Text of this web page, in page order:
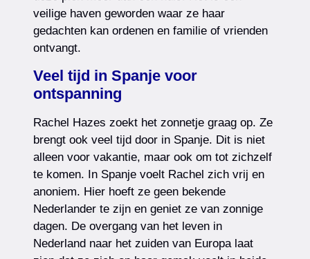
veilige haven geworden waar ze haar
gedachten kan ordenen en familie of vrienden
ontvangt.
Veel tijd in Spanje voor
ontspanning
Rachel Hazes zoekt het zonnetje graag op. Ze
brengt ook veel tijd door in Spanje. Dit is niet
alleen voor vakantie, maar ook om tot zichzelf
te komen. In Spanje voelt Rachel zich vrij en
anoniem. Hier hoeft ze geen bekende
Nederlander te zijn en geniet ze van zonnige
dagen. De overgang van het leven in
Nederland naar het zuiden van Europa laat